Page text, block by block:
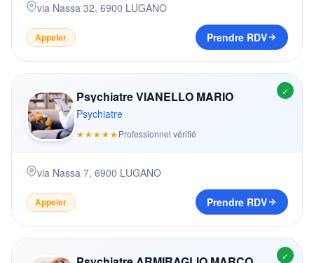
via Nassa 32, 6900 LUGANO
Appeler Prendre RDV
✓
Psychiatre VIANELLO MARIO
Psychiatre
★★★★★Professionnel vérifié
via Nassa 7, 6900 LUGANO
Appeler Prendre RDV
✓